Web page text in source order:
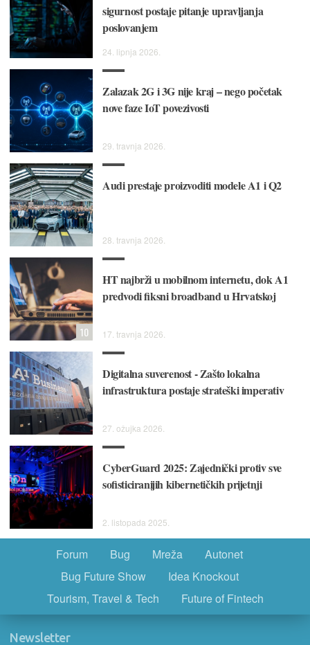
sigurnost postaje pitanje upravljanja
poslovanjem
24. lipnja 2026.
Zalazak 2G i 3G nije kraj – nego početak
nove faze IoT povezivosti
29. travnja 2026.
Audi prestaje proizvoditi modele A1 i Q2
28. travnja 2026.
HT najbrži u mobilnom internetu, dok A1
predvodi fiksni broadband u Hrvatskoj
17. travnja 2026.
10
Digitalna suverenost - Zašto lokalna
infrastruktura postaje strateški imperativ
27. ožujka 2026.
CyberGuard 2025: Zajednički protiv sve
sofisticiranijih kibernetičkih prijetnji
2. listopada 2025.
Forum Bug Mreža
Autonet
Bug Future Show
Idea Knockout
Tourism, Travel & Tech
Future of Fintech
Newsletter